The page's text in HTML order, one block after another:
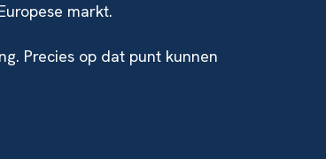
markt.
Precies op dat punt kunnen